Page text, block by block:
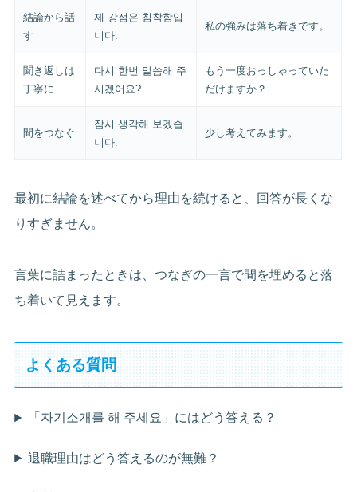
結論から話
す
제 강점은 침착함입
니다.
私の強みは落ち着きです。
聞き返しは
丁寧に
다시 한번 말씀해 주
시겠어요?
もう一度おっしゃっていた
だけますか？
間をつなぐ
잠시 생각해 보겠습
니다.
少し考えてみます。
最初に結論を述べてから理由を続けると、回答が長くな
りすぎません。
言葉に詰まったときは、つなぎの一言で間を埋めると落
ち着いて見えます。
よくある質問
「자기소개를 해 주세요」にはどう答える？
退職理由はどう答えるのが無難？